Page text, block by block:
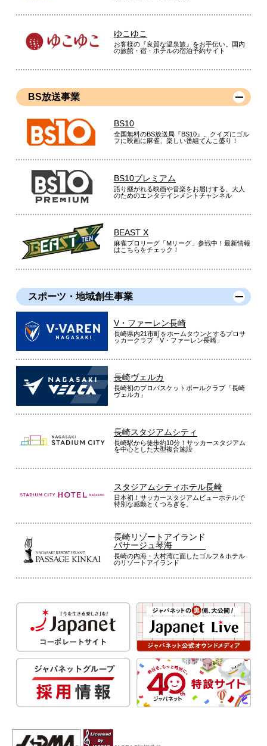
ゆこゆこ
お客様の『良質な温泉旅』をお手伝い。国内
の旅館・宿・ホテルの宿泊予約サイト
BS放送事業
BS10
全国無料のBS放送局『BS10』。クイズにゴル
フに映画に麻雀、楽しい番組てんこ盛り！
BS10プレミアム
語り継がれる映画や音楽をお届けする、大人
のためのエンタテインメントチャンネル
BEAST X
麻雀プロリーグ「Mリーグ」参戦中！最新情報
はこちらをチェック！
スポーツ・地域創生事業
V・ファーレン長崎
長崎県内21市町をホームタウンとするプロサ
ッカークラブ「V・ファーレン長崎」
長崎ヴェルカ
長崎初のプロバスケットボールクラブ「長崎
ヴェルカ」
長崎スタジアムシティ
長崎駅から徒歩約10分！サッカースタジアム
を中心とした大型複合施設
スタジアムシティホテル長崎
日本初！サッカースタジアムビューホテルで
特別な感動とくつろぎを。
長崎リゾートアイランド
パサージュ琴海
長崎の内海・大村湾に面したゴルフ＆ホテル
のリゾートアイランド